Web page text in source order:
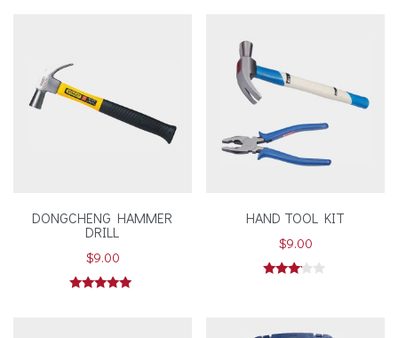
DONGCHENG HAMMER
DRILL
$9.00
HAND TOOL KIT
$9.00